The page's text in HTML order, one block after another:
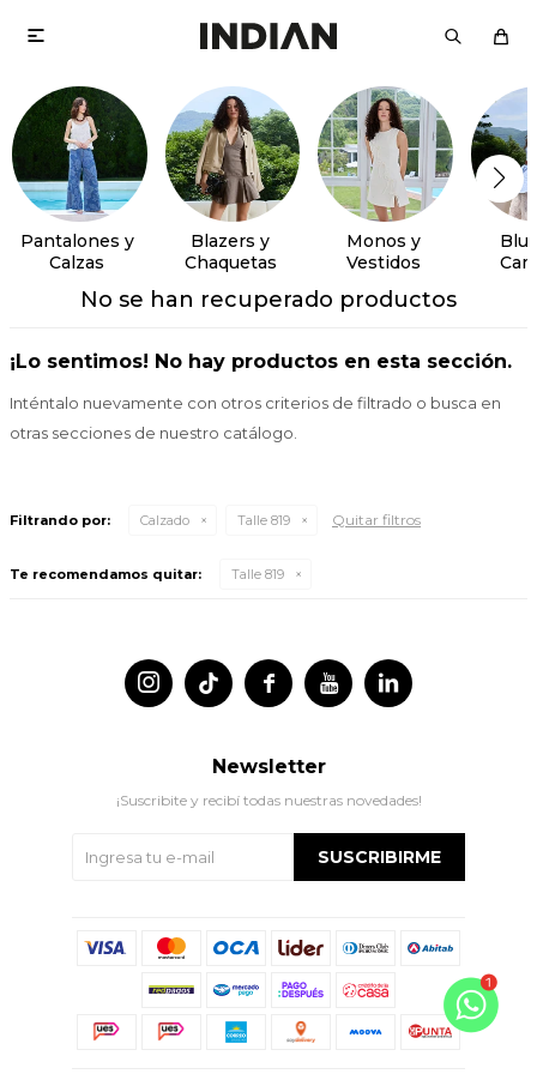

Pantalones y
Calzas
Blazers y
Chaquetas
Monos y
Vestidos
No se han recuperado productos
¡Lo sentimos! No hay productos en esta sección.
Inténtalo nuevamente con otros criterios de filtrado o busca en
otras secciones de nuestro catálogo.
Filtrando por: Calzado Talle 819 Quitar filtros
Te recomendamos quitar: Talle 819
 
 
Newsletter
¡Suscribite y recibí todas nuestras novedades!
SUSCRIBIRME